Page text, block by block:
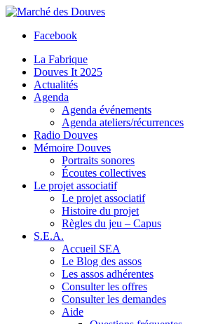
Facebook
La Fabrique
Douves It 2025
Actualités
Agenda
Agenda événements
Agenda ateliers/récurrences
Radio Douves
Mémoire Douves
Portraits sonores
Écoutes collectives
Le projet associatif
Le projet associatif
Histoire du projet
Règles du jeu – Capus
S.E.A.
Accueil SEA
Le Blog des assos
Les assos adhérentes
Consulter les offres
Consulter les demandes
Aide